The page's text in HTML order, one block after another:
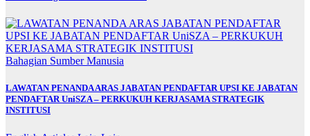
Bahagian Sumber Manusia
LAWATAN PENANDA ARAS JABATAN PENDAFTAR UPSI KE JABATAN
PENDAFTAR UniSZA – PERKUKUH KERJASAMA STRATEGIK
INSTITUSI